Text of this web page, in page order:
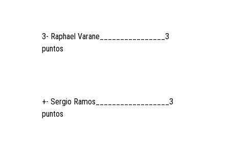
3- Raphael Varane________________3
puntos
+- Sergio Ramos__________________3
puntos